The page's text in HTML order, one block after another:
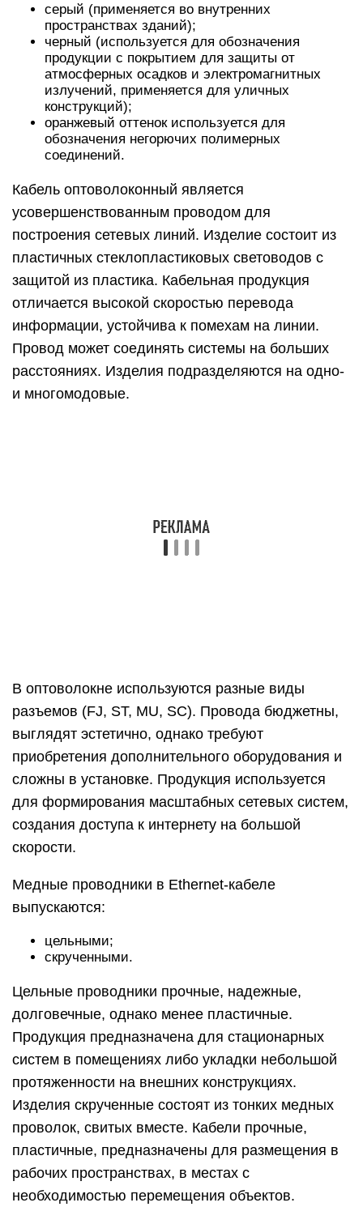
серый (применяется во внутренних
пространствах зданий);
черный (используется для обозначения
продукции с покрытием для защиты от
атмосферных осадков и электромагнитных
излучений, применяется для уличных
конструкций);
оранжевый оттенок используется для
обозначения негорючих полимерных
соединений.
Кабель оптоволоконный является
усовершенствованным проводом для
построения сетевых линий. Изделие состоит из
пластичных стеклопластиковых световодов с
защитой из пластика. Кабельная продукция
отличается высокой скоростью перевода
информации, устойчива к помехам на линии.
Провод может соединять системы на больших
расстояниях. Изделия подразделяются на одно-
и многомодовые.
сложны в установке. Продукция используется
для формирования масштабных сетевых систем,
цельными;
Цельные проводники прочные, надежные,
долговечные, однако менее пластичные.
Продукция предназначена для стационарных
систем в помещениях либо укладки небольшой
протяженности на внешних конструкциях.
Изделия скрученные состоят из тонких медных
пластичные, предназначены для размещения в
рабочих пространствах, в местах с
необходимостью перемещения объектов.
Применяемая технология связи
Для владельцев и жителей частного сектора
существуют некоторые сложности с
предоставлением доступа к глобальной сети.
Это обусловлено разными факторами. К
примеру, большая удаленность от ближайшей
точки провайдера или отсутствие технической
возможности осуществить подключение.
Крупный поставщик услуг доступа к глобальной